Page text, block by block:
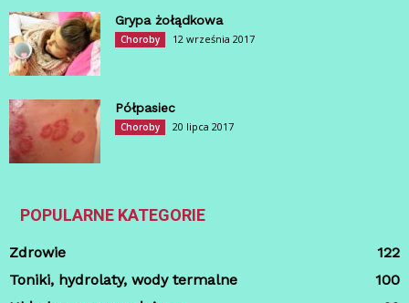
Grypa żołądkowa
Choroby 12 września 2017
Półpasiec
Choroby 20 lipca 2017
POPULARNE KATEGORIE
Zdrowie
122
Toniki, hydrolaty, wody termalne
100